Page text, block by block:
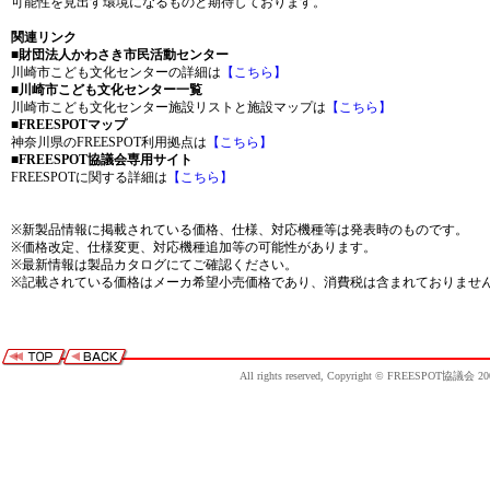
関連リンク
■財団法人かわさき市民活動センター
川崎市こども文化センターの詳細は 【こちら】
■川崎市こども文化センター一覧
川崎市こども文化センター施設リストと施設マップは 【こちら】
■FREESPOTマップ
神奈川県のFREESPOT利用拠点は 【こちら】
■FREESPOT協議会専用サイト
FREESPOTに関する詳細は 【こちら】
※新製品情報に掲載されている価格、仕様、対応機種等は発表時のものです。
※価格改定、仕様変更、対応機種追加等の可能性があります。
※最新情報は製品カタログにてご確認ください。
※記載されている価格はメーカ希望小売価格であり、消費税は含まれておりません
All rights reserved, Copyright © FREESPOT協議会